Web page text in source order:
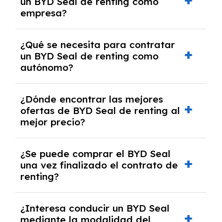
crediticia y un pago inicial.
empresa?
documentación financiera y, en algunos
casos, un informe de solvencia de la empresa
y un pago inicial.
¿Qué se necesita para contratar
un BYD Seal de renting como
autónomo?
autónomos, justificante de ingresos y, en
algunos casos, un informe fiscal y un pago
inicial.
¿Dónde encontrar las mejores
ofertas de BYD Seal de renting al
mejor precio?
mejores ofertas de vehículos de renting con
todos los gastos incluidos y sin pagar
entradas.
¿Se puede comprar el BYD Seal
una vez finalizado el contrato de
renting?
renting se puede adquirir el coche. En este
¿Interesa conducir un BYD Seal